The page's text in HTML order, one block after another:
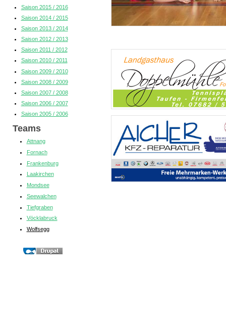
Saison 2015 / 2016
Saison 2014 / 2015
Saison 2013 / 2014
Saison 2012 / 2013
Saison 2011 / 2012
Saison 2010 / 2011
Saison 2009 / 2010
Saison 2008 / 2009
Saison 2007 / 2008
Saison 2006 / 2007
Saison 2005 / 2006
Teams
Attnang
Fornach
Frankenburg
Laakirchen
Mondsee
Seewalchen
Tiefgraben
Vöcklabruck
Wolfsegg